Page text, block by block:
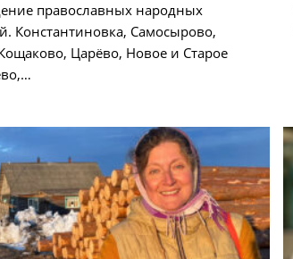
православных народных
Константиновка, Самосырово,
Царёво, Новое и Старое